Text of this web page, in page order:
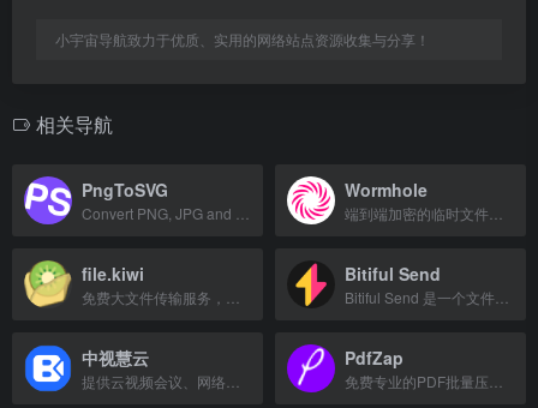
小宇宙导航致力于优质、实用的网络站点资源收集与分享！
相关导航
PngToSVG Wormhole
file.kiwi Bitiful Send
中视慧云 PdfZap